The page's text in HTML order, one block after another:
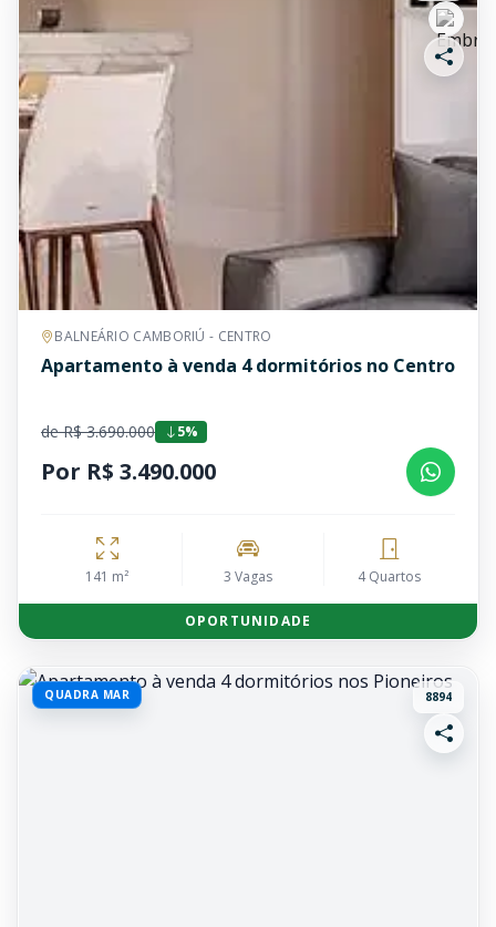
BALNEÁRIO CAMBORIÚ - CENTRO
Apartamento à venda 4 dormitórios no Centro
de R$ 3.690.000 5%
Por R$ 3.490.000
141 m² 3 Vagas 4 Quartos
OPORTUNIDADE
QUADRA MAR 8894